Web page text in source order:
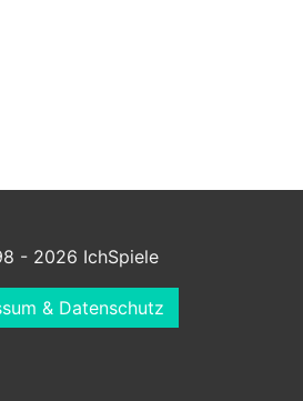
- 2026 IchSpiele
& Datenschutz